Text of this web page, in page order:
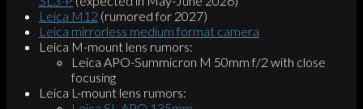
Leica M12 (rumored for 2027)
Leica mirrorless medium format camera
Leica M-mount lens rumors:
Leica APO-Summicron M 50mm f/2 with close
focusing
Leica L-mount lens rumors: